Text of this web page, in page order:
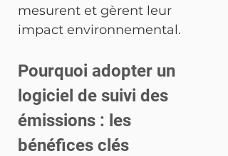
mesurent et gèrent leur
impact environnemental.
Pourquoi adopter un
logiciel de suivi des
émissions : les
bénéfices clés